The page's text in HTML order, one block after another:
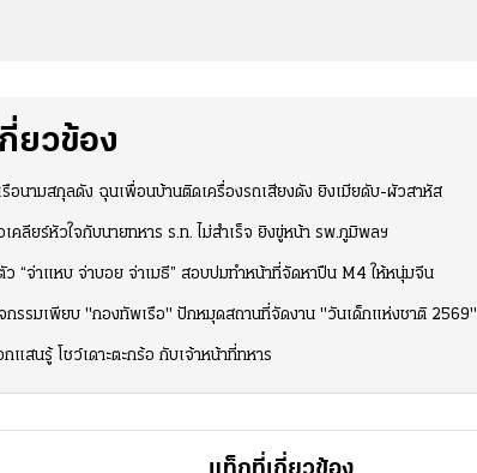
ยวข้อง
รือนามสกุลดัง ฉุนเพื่อนบ้านติดเครื่องรถเสียงดัง ยิงเมียดับ-ผัวสาหัส
คลียร์หัวใจกับนายทหาร ร.ท. ไม่สำเร็จ ยิงขู่หน้า รพ.ภูมิพลฯ
ว “จ่าแหบ จ่าบอย จ่าเมธี” สอบปมทำหน้าที่จัดหาปืน M4 ให้หนุ่มจีน
กรรมเพียบ "กองทัพเรือ" ปักหมุดสถานที่จัดงาน "วันเด็กแห่งชาติ 2569"
แสนรู้ โชว์เดาะตะกร้อ กับเจ้าหน้าที่ทหาร